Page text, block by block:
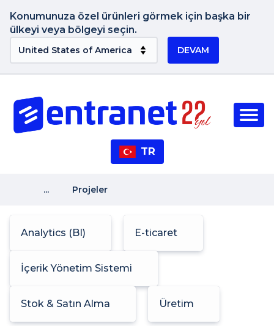
Konumunuza özel ürünleri görmek için başka bir
ülkeyi veya bölgeyi seçin.
DEVAM
TR
... Projeler
Analytics (BI) E-ticaret
İçerik Yönetim Sistemi
Stok & Satın Alma Üretim